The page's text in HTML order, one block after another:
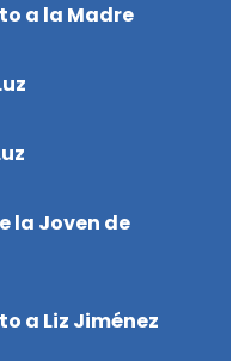
a la Madre
la Joven de
a Liz Jiménez